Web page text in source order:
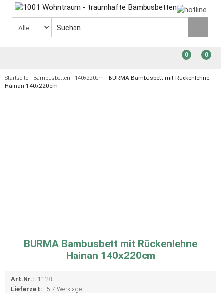
0
0
Startseite Bambusbetten 140x220cm
BURMA Bambusbett mit Rückenlehne
Hainan 140x220cm
BURMA Bambusbett mit Rückenlehne
Hainan 140x220cm
Art.Nr.: 1128
Lieferzeit:
5-7 Werktage